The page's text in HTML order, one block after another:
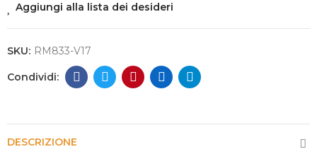
Aggiungi alla lista dei desideri
SKU: RM833-V17
DESCRIZIONE